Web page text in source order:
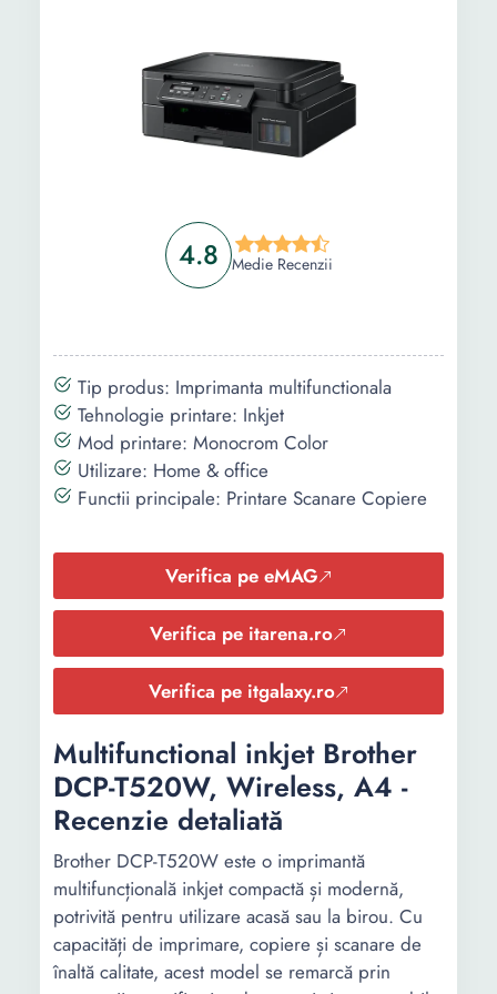
4.8 Medie Recenzii
Tip produs: Imprimanta multifunctionala
Tehnologie printare: Inkjet
Mod printare: Monocrom Color
Utilizare: Home & office
Functii principale: Printare Scanare Copiere
Verifica pe eMAG
Verifica pe itarena.ro
Verifica pe itgalaxy.ro
Multifunctional inkjet Brother
DCP-T520W, Wireless, A4 -
Recenzie detaliată
Brother DCP-T520W este o imprimantă
multifuncțională inkjet compactă și modernă,
potrivită pentru utilizare acasă sau la birou. Cu
capacități de imprimare, copiere și scanare de
înaltă calitate, acest model se remarcă prin